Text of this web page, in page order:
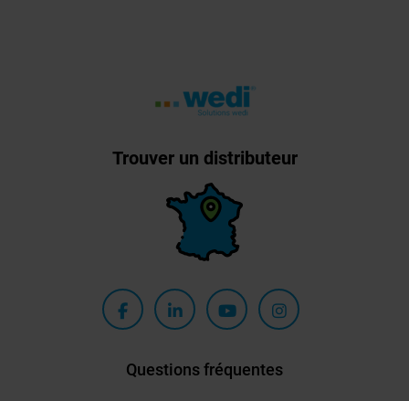
Trouver un distributeur
Questions fréquentes